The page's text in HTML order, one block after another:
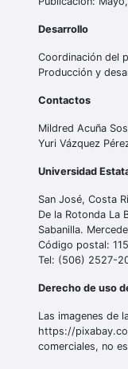
Desarrollo
Coordinación del
Producción y
Contactos
Mildred Acuña
Yuri Vázquez
Universidad
San José, Costa
De la Rotonda La
Sabanilla.
Código postal:
Tel: (506) 2527-
Derecho de uso
Las imagenes de
https://
comerciales, no